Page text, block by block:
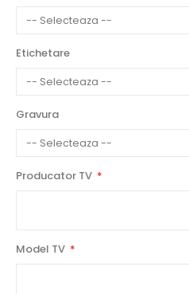
Etichetare
Gravura
Producator TV
Model TV